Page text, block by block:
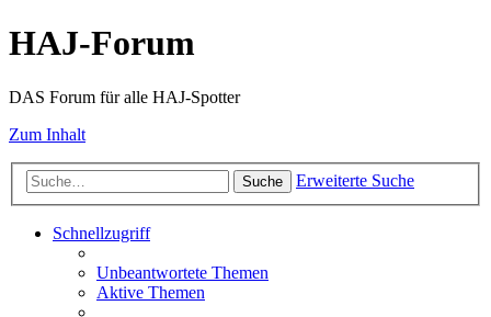
HAJ-Forum
DAS Forum für alle HAJ-Spotter
Zum Inhalt
Suche Erweiterte Suche
Schnellzugriff
Unbeantwortete Themen
Aktive Themen